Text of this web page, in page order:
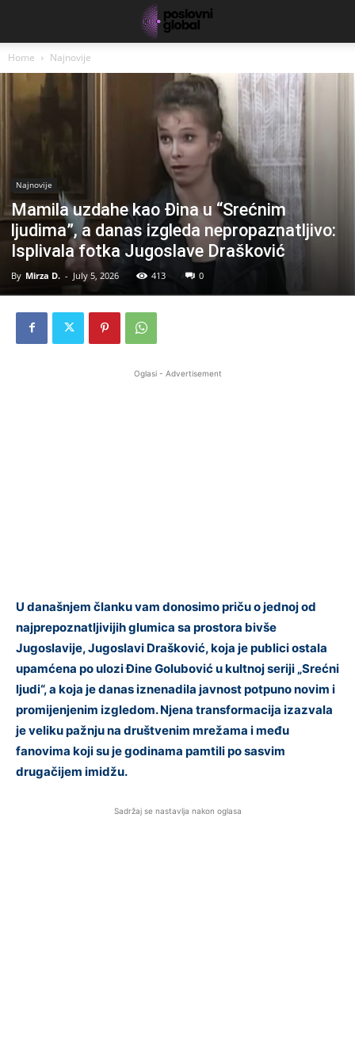
Home Najnovije
Najnovije
Mamila uzdahe kao Đina u “Srećnim
ljudima”, a danas izgleda nepropaznatljivo:
Isplivala fotka Jugoslave Drašković
By Mirza D. - July 5, 2026 413 0
Oglasi - Advertisement
U današnjem članku vam donosimo priču o jednoj od
najprepoznatljivijih glumica sa prostora bivše
Jugoslavije, Jugoslavi Drašković, koja je publici ostala
upamćena po ulozi Đine Golubović u kultnoj seriji „Srećni
ljudi“, a koja je danas iznenadila javnost potpuno novim i
promijenjenim izgledom. Njena transformacija izazvala
je veliku pažnju na društvenim mrežama i među
fanovima koji su je godinama pamtili po sasvim
drugačijem imidžu.
Sadržaj se nastavlja nakon oglasa